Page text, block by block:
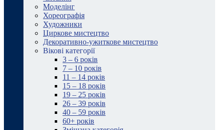
Моделінг
Хореографія
Художники
Циркове мистецтво
Декоративно-ужиткове мистецтво
Вікові категорії
3 – 6 років
7 – 10 років
11 – 14 років
15 – 18 років
19 – 25 років
26 – 39 років
40 – 59 років
60+ років